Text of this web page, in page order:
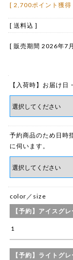
[ 2,700ポイント獲得
[ 送料込 ]
[ 販売期間 2026年7
【入荷時】お届け日
予約商品のため日時
に伺います。
color／size
【予約】アイスグ
1
【予約】ライトグ